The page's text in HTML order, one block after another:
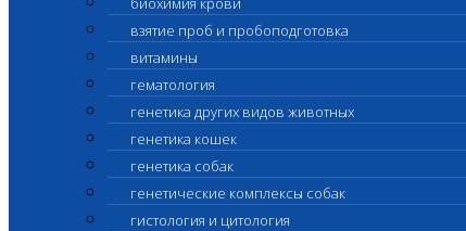
взятие проб и пробоподготовка
витамины
гематология
генетика других видов животных
генетика кошек
генетика собак
генетические комплексы собак
гистология и цитология